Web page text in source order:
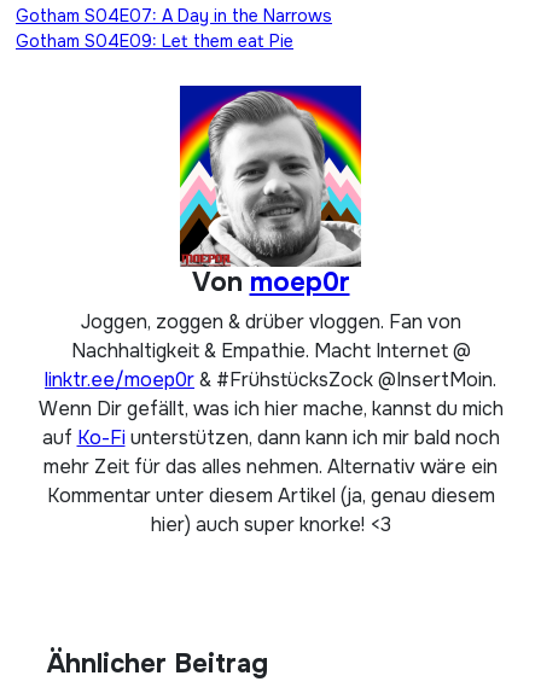
Beitragsnavigation
Gotham S04E07: A Day in the Narrows
Gotham S04E09: Let them eat Pie
Von moep0r
Joggen, zoggen & drüber vloggen. Fan von
Nachhaltigkeit & Empathie. Macht Internet @
linktr.ee/moep0r& #FrühstücksZock @InsertMoin.
Wenn Dir gefällt, was ich hier mache, kannst du mich
auf Ko-Fiunterstützen, dann kann ich mir bald noch
mehr Zeit für das alles nehmen. Alternativ wäre ein
Kommentar unter diesem Artikel (ja, genau diesem
hier) auch super knorke! <3
Ähnlicher Beitrag